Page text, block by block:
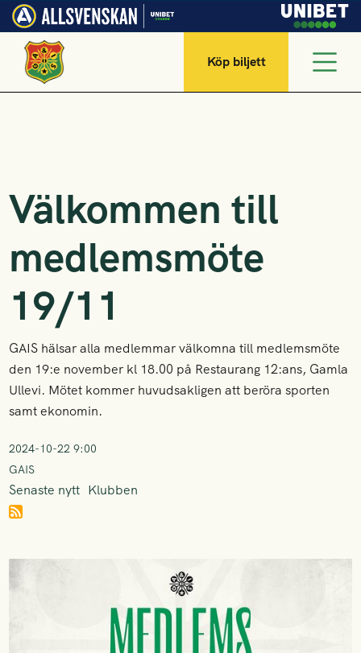
Köp biljett
Välkommen till
medlemsmöte
19/11
GAIS hälsar alla medlemmar välkomna till medlemsmöte
den 19:e november kl 18.00 på Restaurang 12:ans, Gamla
Ullevi. Mötet kommer huvudsakligen att beröra sporten
samt ekonomin.
2024-10-22 9:00
GAIS
Senaste nytt Klubben